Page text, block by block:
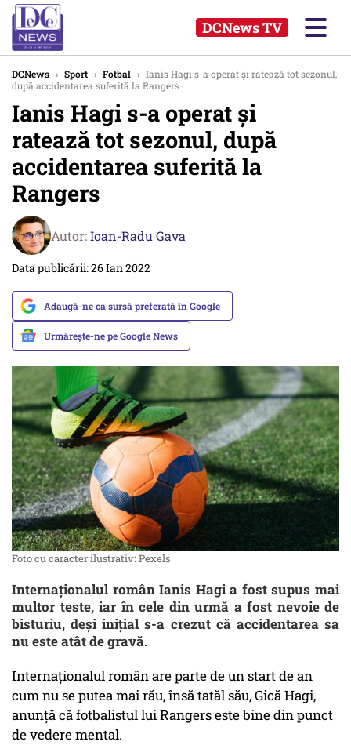
DCNews TV
DCNews › Sport › Fotbal › Ianis Hagi s-a operat și ratează tot sezonul,
după accidentarea suferită la Rangers
Ianis Hagi s-a operat și
ratează tot sezonul, după
accidentarea suferită la
Rangers
Autor:Ioan-Radu Gava
Data publicării: 26 Ian 2022
Adaugă-ne ca sursă preferată în Google
Urmărește-ne pe Google News
Foto cu caracter ilustrativ: Pexels
Internaționalul român Ianis Hagi a fost supus mai
multor teste, iar în cele din urmă a fost nevoie de
bisturiu, deși inițial s-a crezut că accidentarea sa
nu este atât de gravă.
Internaționalul român are parte de un start de an
cum nu se putea mai rău, însă tatăl său, Gică Hagi,
anunță că fotbalistul lui Rangers este bine din punct
de vedere mental.